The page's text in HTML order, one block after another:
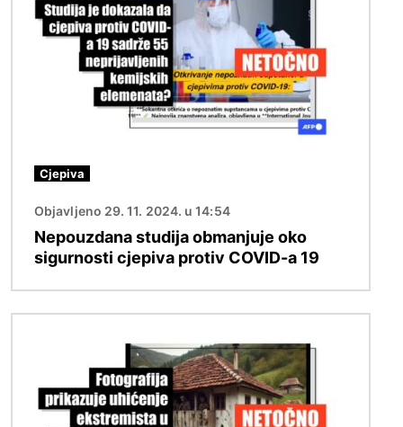
Cjepiva
Objavljeno 29. 11. 2024. u 14:54
Nepouzdana studija obmanjuje oko
sigurnosti cjepiva protiv COVID-a 19